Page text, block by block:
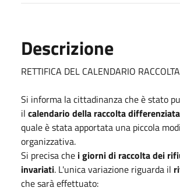
Descrizione
RETTIFICA DEL CALENDARIO
Si informa la cittadinanza che è stato
il calendario della raccolta
quale è stata apportata una piccola
organizzativa.
Si precisa che i giorni di raccolta dei
invariati. L'unica variazione riguarda il
che sarà effettuato: